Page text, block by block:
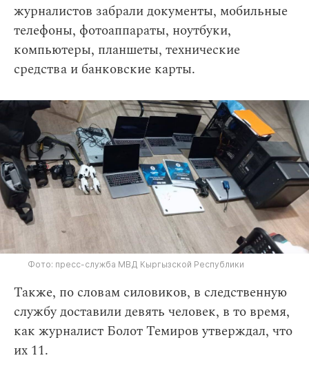
журналистов забрали документы, мобильные
телефоны, фотоаппараты, ноутбуки,
компьютеры, планшеты, технические
средства и банковские карты.
Фото: пресс-служба МВД Кыргызской Республики
Также, по словам силовиков, в следственную
службу доставили девять человек, в то время,
как журналист Болот Темиров утверждал, что
их 11.